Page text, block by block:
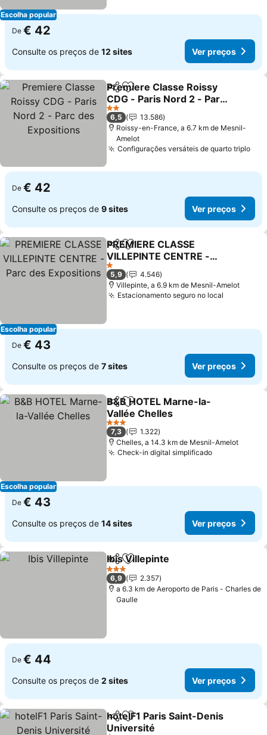
Escolha popular
De € 42
Consulte os preços de 12 sites Ver preços
PartilharAdicionar aos favoritos
Premiere Classe Roissy
CDG - Paris Nord 2 - Parc
des Expositions
Ver preços
2 Estrelas
6,5
13.586
Roissy-en-France, a 6.7 km de Mesnil-
Amelot
Configurações versáteis de quarto triplo
De € 42
Consulte os preços de 9 sites Ver preços
Escolha popular
PartilharAdicionar aos favoritos
PREMIERE CLASSE
VILLEPINTE CENTRE -
Parc des Expositions
Ver preços
1 Estrelas
5,9
4.546
Villepinte, a 6.9 km de Mesnil-Amelot
Estacionamento seguro no local
De € 43
Consulte os preços de 7 sites Ver preços
Escolha popular
PartilharAdicionar aos favoritos
B&B HOTEL Marne-la-
Vallée Chelles
Ver preços
3 Estrelas
7,3
1.322
Chelles, a 14.3 km de Mesnil-Amelot
Check-in digital simplificadoVer preços
De € 43
Consulte os preços de 14 sites Ver preços
PartilharAdicionar aos favoritos
Ibis Villepinte
3 Estrelas
6,9
2.357
a 6.3 km de Aeroporto de Paris - Charles de
Gaulle
De € 44
Consulte os preços de 2 sites Ver preços
PartilharAdicionar aos favoritos
hotelF1 Paris Saint-Denis
Université